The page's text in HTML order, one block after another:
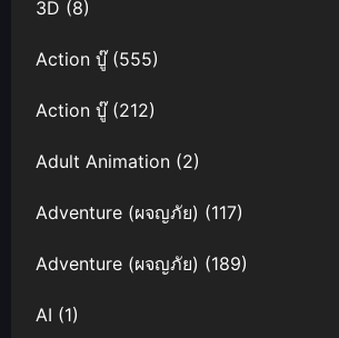
แล้วแกร่งสุด
3D (8)
Action บู๊(555)
Action บู๊(212)
Adult Animation (2)
Adventure (ผจญภัย) (117)
Adventure (ผจญภัย) (189)
AI (1)